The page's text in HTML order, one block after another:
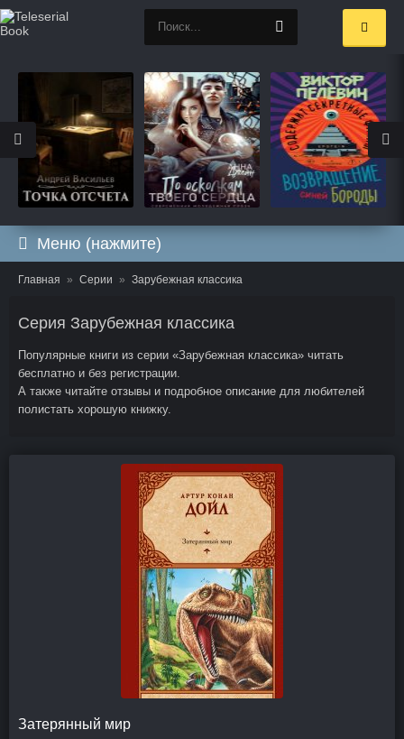
Меню (нажмите)
Главная Серии Зарубежная классика
Серия Зарубежная классика
Популярные книги из серии «Зарубежная классика» читать
бесплатно и без регистрации.
А также читайте отзывы и подробное описание для любителей
полистать хорошую книжку.
Затерянный мир